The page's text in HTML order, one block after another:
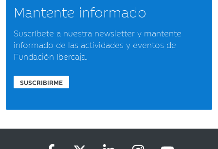
Mantente informado
Suscríbete a nuestra newsletter y mantente
informado de las actividades y eventos de
Fundación Ibercaja.
SUSCRIBIRME